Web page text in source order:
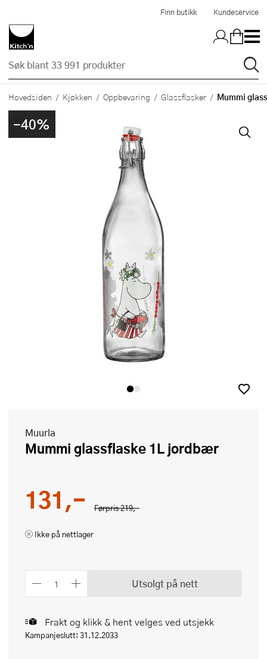
Finn butikk Kundeservice
Hovedsiden Kjøkken Oppbevaring Glassflasker Mummi
-40%
Muurla
Mummi glassflaske 1L jordbær
Førpris219,-
131,-
Ikke på nettlager
Utsolgt på nett
Frakt og klikk & hent velges ved utsjekk
Kampanjeslutt: 31.12.2033